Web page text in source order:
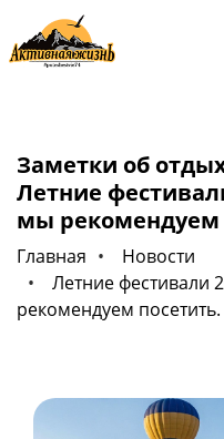
Заметки об
Летние
мы рекомендуем
Главная
Новости
Летние фестивали
рекомендуем посетить.